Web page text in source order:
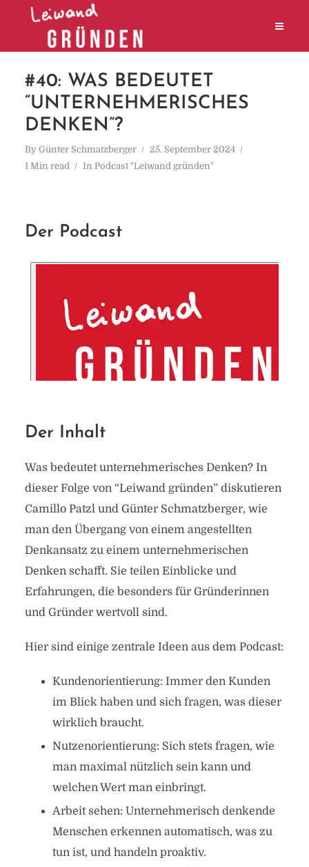
#40: WAS BEDEUTET
“UNTERNEHMERISCHES
DENKEN”?
By Günter Schmatzberger
25. September 2024
1 Min read
In Podcast "Leiwand gründen"
Der Podcast
Der Inhalt
Was bedeutet unternehmerisches Denken? In
dieser Folge von “Leiwand gründen” diskutieren
Camillo Patzl und Günter Schmatzberger, wie
man den Übergang von einem angestellten
Denkansatz zu einem unternehmerischen
Denken schafft. Sie teilen Einblicke und
Erfahrungen, die besonders für Gründerinnen
und Gründer wertvoll sind.
Hier sind einige zentrale Ideen aus dem Podcast:
Kundenorientierung: Immer den Kunden
im Blick haben und sich fragen, was dieser
wirklich braucht.
Nutzenorientierung: Sich stets fragen, wie
man maximal nützlich sein kann und
welchen Wert man einbringt.
Arbeit sehen: Unternehmerisch denkende
Menschen erkennen automatisch, was zu
tun ist, und handeln proaktiv.